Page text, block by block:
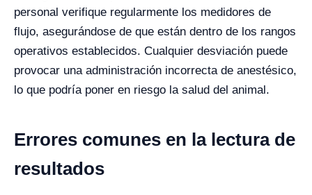
personal verifique regularmente los medidores de
flujo, asegurándose de que están dentro de los rangos
operativos establecidos. Cualquier desviación puede
provocar una administración incorrecta de anestésico,
lo que podría poner en riesgo la salud del animal.
Errores comunes en la lectura de
resultados